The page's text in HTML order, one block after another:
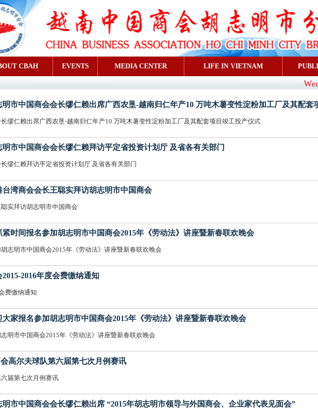
CBAH EVENTS MEDIA CENTER LIFE IN VIETNAM
明市中国商会会长缪仁赖出席广西农垦-越南归仁年产10 万吨木薯变性淀粉加工厂及其配套
缪仁赖出席广西农垦-越南归仁年产10 万吨木薯变性淀粉加工厂及其配套项目竣工投产仪式
明市中国商会会长缪仁赖拜访平定省投资计划厅 及省各有关部门
缪仁赖拜访平定省投资计划厅 及省各有关部门
台湾商会会长王聪实拜访胡志明市中国商会
实拜访胡志明市中国商会
紧时间报名参加胡志明市中国商会2015年《劳动法》讲座暨新春联欢晚会
志明市中国商会2015年《劳动法》讲座暨新春联欢晚会
2015-2016年度会费缴纳通知
费缴纳通知
大家报名参加胡志明市中国商会2015年《劳动法》讲座暨新春联欢晚会
明市中国商会2015年《劳动法》讲座暨新春联欢晚会
会高尔夫球队第六届第七次月例赛讯
届第七次月例赛讯
明市中国商会会长缪仁赖出席 “2015年胡志明市领导与外国商会、企业家代表见面会”